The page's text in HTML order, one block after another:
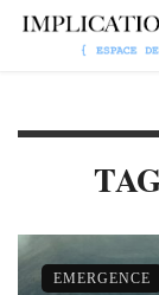
EMERGENCE